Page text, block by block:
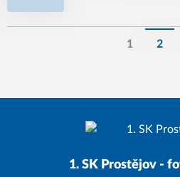
1 2
1. SK Prostějov -